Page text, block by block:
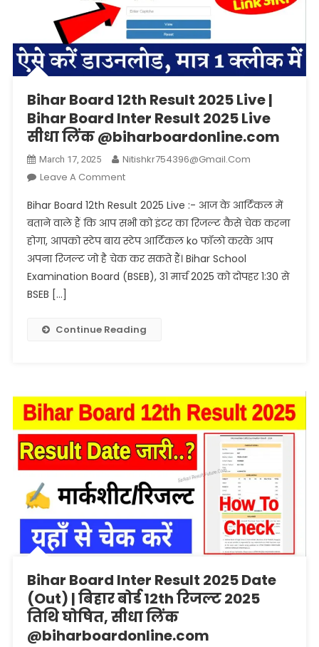
Bihar Board 12th Result 2025 Live |
Bihar Board Inter Result 2025 Live
सीधा लिंक @biharboardonline.com
March 17, 2025
Nitishkr754396@gmail.com
Leave A CommentOn
Board
12th
Result
2025
Live
Board
सीधा
लिंक
@biharboardonline.com
Bihar Board 12th Result 2025 Live :- आज के आर्टिकल में
बताने वाले हैं कि आप सभी को इंटर का रिजल्ट कैसे चेक करना
होगा, आपको स्टेप बाय स्टेप आर्टिकल ko फॉलो करके आप
अपना रिजल्ट जो है चेक कर सकते हैं। Bihar School
Examination Board (BSEB), 31 मार्च 2025 को दोपहर 1:30 से
BSEB […]
Continue Reading
Bihar Board Inter Result 2025 Date
(Out) | बिहार बोर्ड 12th रिजल्ट 2025
तिथि घोषित, सीधा लिंक
@biharboardonline.com